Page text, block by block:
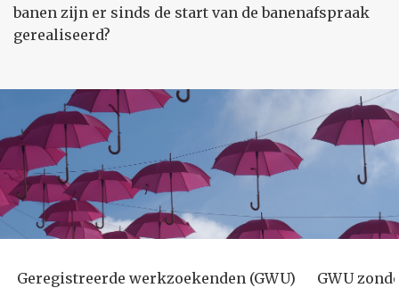
banen zijn er sinds de start van de banenafspraak
gerealiseerd?
Geregistreerde werkzoekenden (GWU) GWU